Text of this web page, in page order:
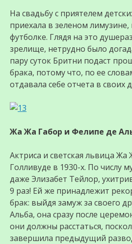
На свадьбу с приятелем
приехала в зеленом лимузине,
футболке. Глядя на это
зрелище, нетрудно было
пару суток Бритни подаст
брака, потому что, по ее
отдавала себе отчета в своих
Жа Жа Габор и Фелипе де
Актриса и светская львица Жа
Голливуде в 1930-х. По числу
даже Элизабет Тейлор,
9 раз! Ей же принадлежит
брак: выйдя замуж за своего
Альба, она сразу после
они должны расстаться,
завершила предыдущий